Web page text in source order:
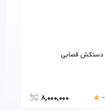
دستکش قصابی
-
8,000,000